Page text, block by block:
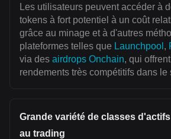
Les utilisateurs peuvent accéder à
tokens à fort potentiel à un coût
grâce au minage et à d'autres
plateformes telles que Launchpool ,
via des airdrops Onchain, qui
rendements très compétitifs dans le
Grande variété de classes
au trading